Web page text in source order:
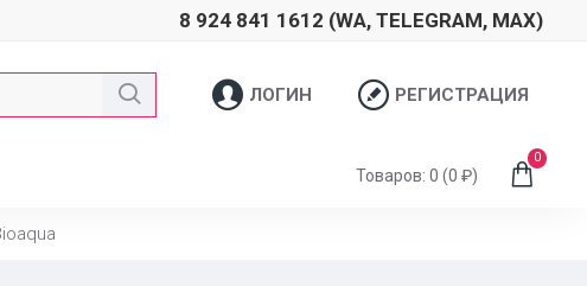
8 924 841 1612 (WA, TELEGRAM, MAX)
ЛОГИН РЕГИСТРАЦИЯ
Товаров: 0 (0 ₽)
0